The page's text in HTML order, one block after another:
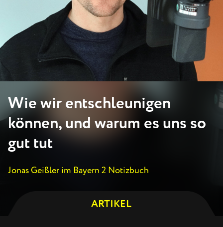
Wie wir entschleunigen
können, und warum es uns so
gut tut
Jonas Geißler im Bayern 2 Notizbuch
ARTIKEL